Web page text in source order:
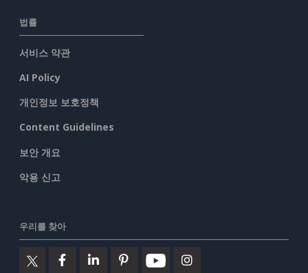
법률
서비스 약관
AI Policy
개인정보 보호정책
Content Guidelines
보안 개요
악용 신고
우리를 찾아